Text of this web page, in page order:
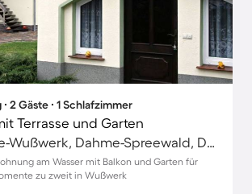
2 Gäste ∙ 1 Schlafzimmer
Terrasse und Garten
Alt Zauche-Wußwerk, Dahme-Spreewald, Deutschland
am Wasser mit Balkon und Garten für
zu zweit in Wußwerk